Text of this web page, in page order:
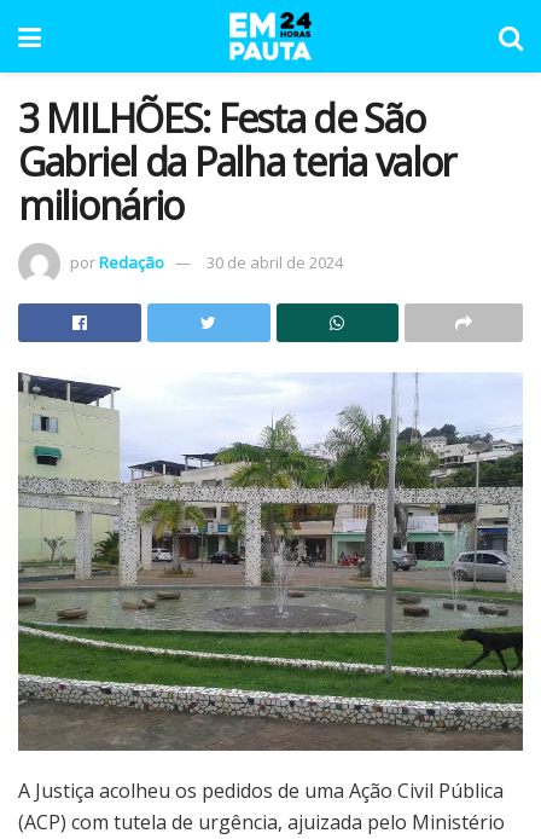
3 MILHÕES: Festa de São
Gabriel da Palha teria valor
milionário
porRedação 30 de abril de 2024
A Justiça acolheu os pedidos de uma Ação Civil Pública
(ACP) com tutela de urgência, ajuizada pelo Ministério